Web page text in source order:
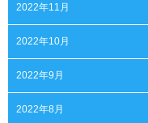
2022年11月
2022年10月
2022年9月
2022年8月